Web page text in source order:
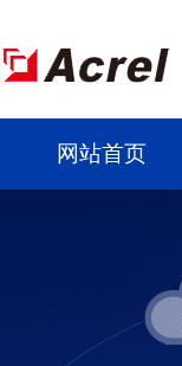
网站首页